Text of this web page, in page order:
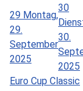
29 Montag,
29.
September
2025
30
30.
2025
Euro Cup Classic